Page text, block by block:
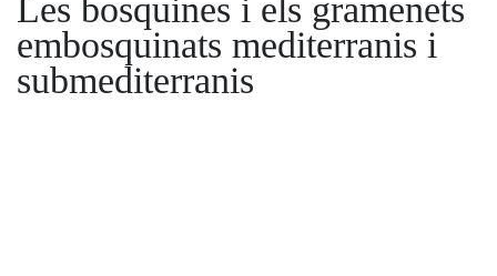
Les bosquines i els gramenets
embosquinats mediterranis i
submediterranis